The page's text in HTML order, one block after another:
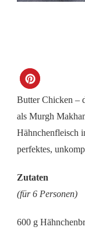
Butter Chicken –
als Murgh
Hähnchenfleisch
perfektes,
Zutaten
(für 6 Personen)
600 g